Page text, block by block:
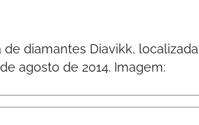
diamantes Diavikk, localizada
agosto de 2014. Imagem: